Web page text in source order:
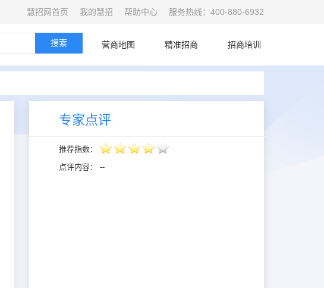
慧招网首页 我的慧招 帮助中心 服务热线：400-880-6932
首页 营商地图 精准招商 招商培训
搜索
专家点评
推荐指数：
点评内容： --